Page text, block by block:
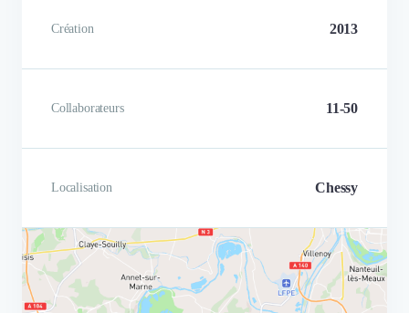
Création 2013
Collaborateurs 11-50
Localisation Chessy